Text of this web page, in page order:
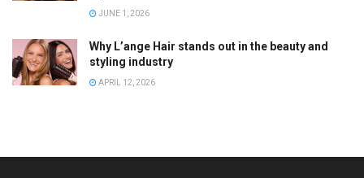
JUNE 1, 2026
Why L’ange Hair stands out in the beauty and
styling industry
APRIL 12, 2026